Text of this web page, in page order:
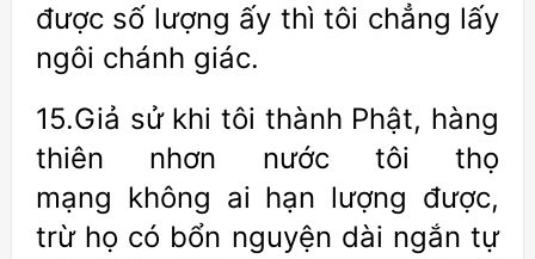
được số lượng ấy thì tôi chẳng lấy
ngôi chánh giác.
15.Giả sử khi tôi thành Phật, hàng
thiên nhơn nước tôi thọ
mạng không ai hạn lượng được,
trừ họ có bổn nguyện dài ngắn tự